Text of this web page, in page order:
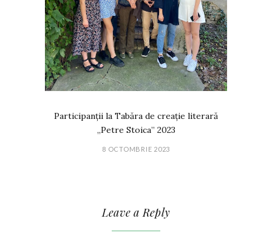
Participanții la Tabăra de creație literară
„Petre Stoica” 2023
8 OCTOMBRIE 2023
Leave a Reply